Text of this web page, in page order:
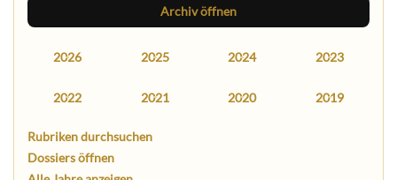
Archiv öffnen
2026 2025 2024 2023
2022 2021 2020 2019
Rubriken durchsuchen
Dossiers öffnen